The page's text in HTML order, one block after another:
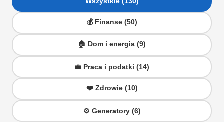
💰 Finanse (50)
🏠 Dom i energia (9)
💼 Praca i podatki (14)
❤️ Zdrowie (10)
⚙️ Generatory (6)